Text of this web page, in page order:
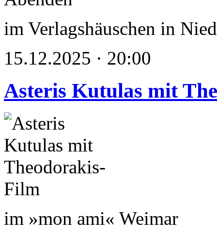
im Verlagshäuschen in
15.12.2025 · 20:00
Asteris Kutulas mit
im »mon ami« Weimar